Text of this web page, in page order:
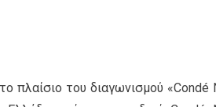
πλαίσιο του διαγωνισμού «Condé